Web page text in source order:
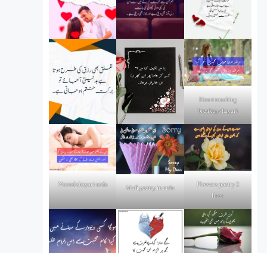
Heart touching
breakup shayari
Neend shayari urdu Mafi poetry in urdu
Flowers poetry 2
lines